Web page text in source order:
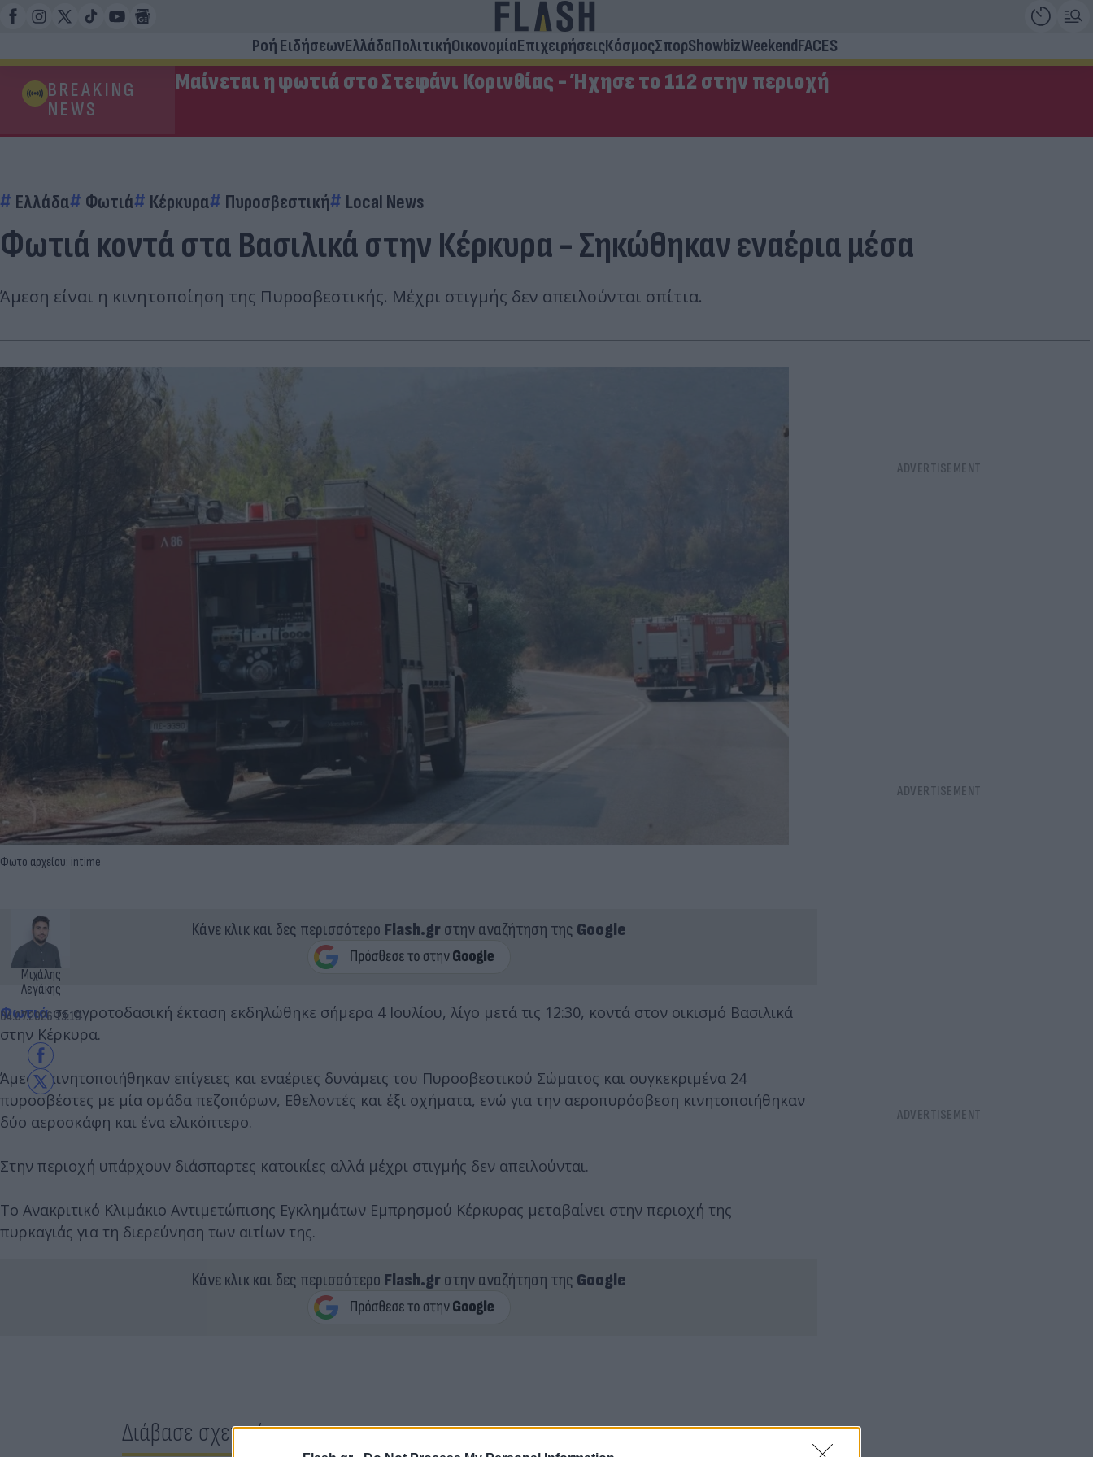
Ροή ΕιδήσεωνΕλλάδαΠολιτικήΟικονομίαΕπιχειρήσειςΚόσμοςΣπορShowbizWeekendFACES
BREAKING
NEWS
Μαίνεται η φωτιά στο Στεφάνι Κορινθίας - Ήχησε το 112 στην περιοχή
Ελλάδα Φωτιά Κέρκυρα Πυροσβεστική Local News
Φωτιά κοντά στα Βασιλικά στην Κέρκυρα - Σηκώθηκαν εναέρια μέσα
Άμεση είναι η κινητοποίηση της Πυροσβεστικής. Μέχρι στιγμής δεν απειλούνται σπίτια.
Φωτο αρχείου: intime
Μιχάλης
Λεγάκης
04.07.2026 13:19
Κάνε κλικ και δες περισσότερο Flash.grστην αναζήτηση της Google
Φωτιάσε αγροτοδασική έκταση εκδηλώθηκε σήμερα 4 Ιουλίου, λίγο μετά τις 12:30, κοντά στον οικισμό Βασιλικά
στην Κέρκυρα.
Άμεσα κινητοποιήθηκαν επίγειες και εναέριες δυνάμεις του Πυροσβεστικού Σώματος και συγκεκριμένα 24
πυροσβέστες με μία ομάδα πεζοπόρων, Εθελοντές και έξι οχήματα, ενώ για την αεροπυρόσβεση κινητοποιήθηκαν
δύο αεροσκάφη και ένα ελικόπτερο.
Στην περιοχή υπάρχουν διάσπαρτες κατοικίες αλλά μέχρι στιγμής δεν απειλούνται.
Το Ανακριτικό Κλιμάκιο Αντιμετώπισης Εγκλημάτων Εμπρησμού Κέρκυρας μεταβαίνει στην περιοχή της
πυρκαγιάς για τη διερεύνηση των αιτίων της.
Κάνε κλικ και δες περισσότερο Flash.grστην αναζήτηση της Google
Διάβασε σχετικά